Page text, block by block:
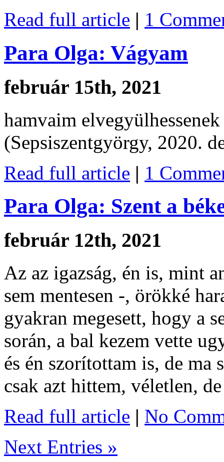
Read full article | 1
Para Olga: Vágyam
február 15th, 2021
hamvaim
(Sepsiszentgyörgy, 2020.
Read full article | 1
Para Olga: Szent a
február 12th, 2021
Az az igazság, én is, mint
sem mentesen -, örökké
gyakran megesett, hogy a
során, a bal kezem vette
és én szorítottam is, de ma
csak azt hittem, véletlen,
Read full article | No
Next Entries »